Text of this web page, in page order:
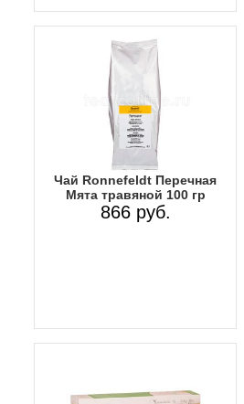
Чай Ronnefeldt Перечная
Мята травяной 100 гр
866 руб.